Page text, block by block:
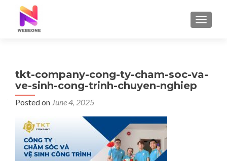
tkt-company-cong-ty-cham-soc-va-
ve-sinh-cong-trinh-chuyen-nghiep
Posted on June 4, 2025